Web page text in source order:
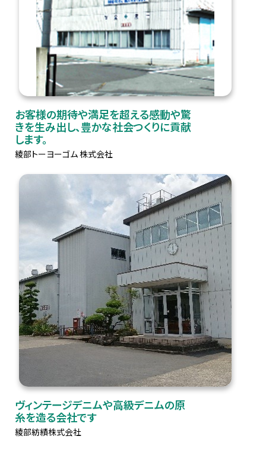
お客様の期待や満足を超える感動や驚
きを生み出し、豊かな社会つくりに貢献
します。
綾部トーヨーゴム 株式会社
ヴィンテージデニムや高級デニムの原
糸を造る会社です
綾部紡績株式会社